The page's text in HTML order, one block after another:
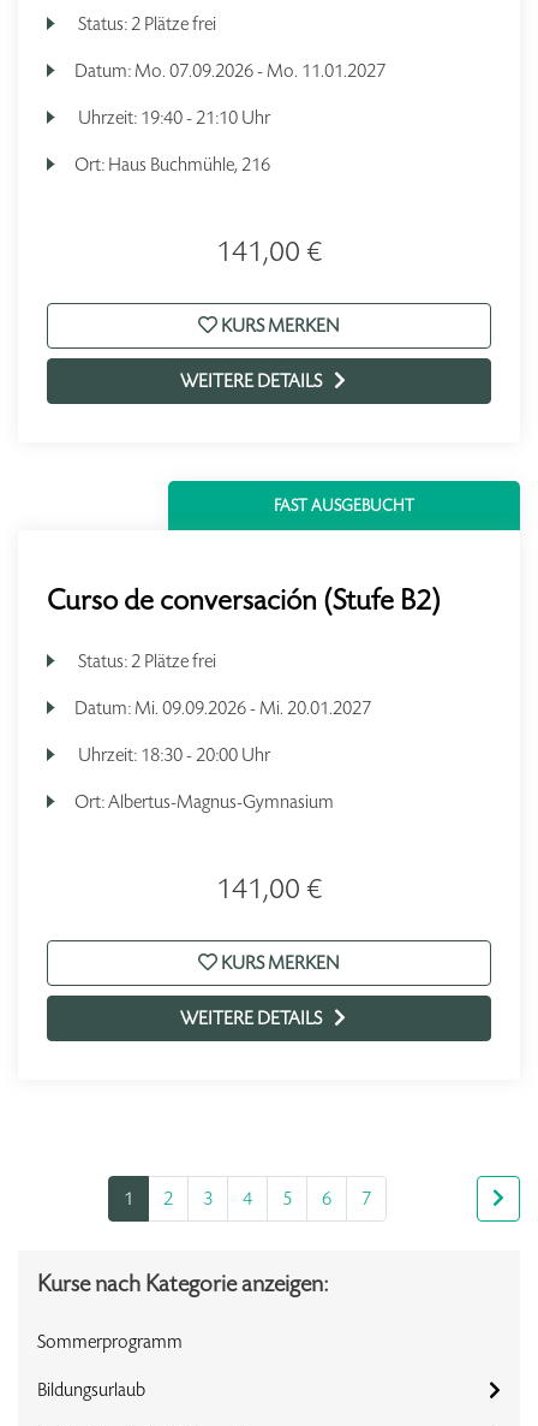
Status:2 Plätze frei
Datum: Mo. 07.09.2026 - Mo. 11.01.2027
Uhrzeit: 19:40 - 21:10 Uhr
Ort: Haus Buchmühle, 216
141,00 €
KURS MERKEN
WEITERE DETAILS
FAST AUSGEBUCHT
Curso de conversación (Stufe B2)
Status:2 Plätze frei
Datum: Mi. 09.09.2026 - Mi. 20.01.2027
Uhrzeit: 18:30 - 20:00 Uhr
Ort:Albertus-Magnus-Gymnasium
141,00 €
KURS MERKEN
WEITERE DETAILS
1 2 3 4 5 6 7
Kurse nach Kategorie anzeigen:
Sommerprogramm
Bildungsurlaub